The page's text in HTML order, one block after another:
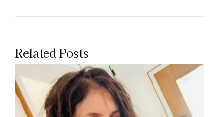
Related Posts